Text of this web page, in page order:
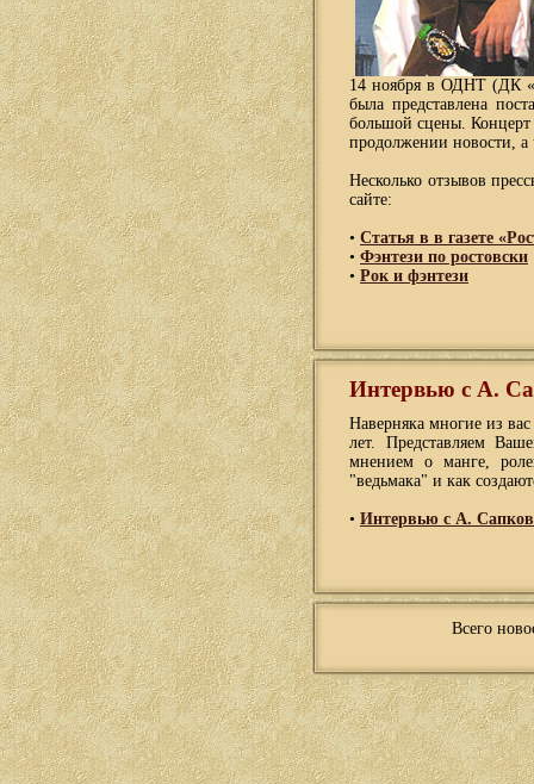
14 ноября в ОДНТ (ДК
была представлена
большой сцены. Концерт
продолжении новости,
Несколько отзывов
сайте:
• Статья в в газете
• Фэнтези по ростовски
• Рок и фэнтези
Интервью с А.
Наверняка многие из
лет. Представляем
мнением о манге,
"ведьмака" и как
• Интервью с А.
Всего